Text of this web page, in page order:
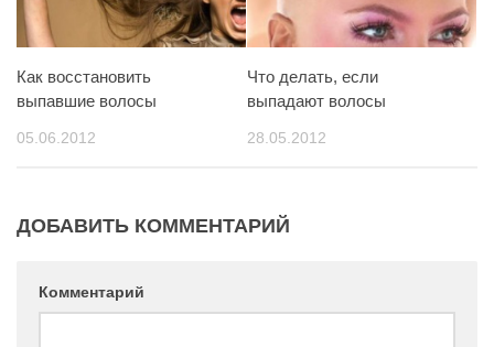
Как восстановить
выпавшие волосы
05.06.2012
Что делать, если
выпадают волосы
28.05.2012
ДОБАВИТЬ КОММЕНТАРИЙ
Комментарий